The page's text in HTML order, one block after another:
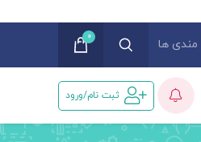
ها
0
ثبت نام/ورود